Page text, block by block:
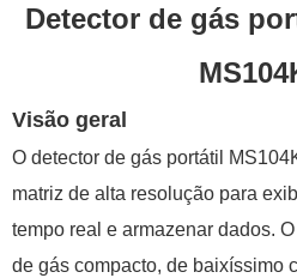
Detector de gás
Visão geral
O detector de gás portátil
matriz de alta resolução para
tempo real e armazenar dados.
de gás compacto, de baixíssimo